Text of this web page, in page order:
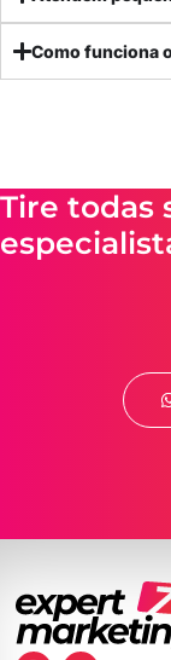
Como funciona
Tire todas